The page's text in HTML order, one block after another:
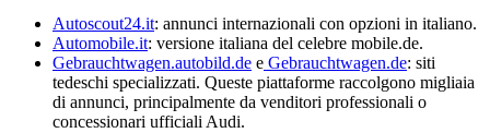
Autoscout24.it: annunci internazionali con opzioni in italiano.
Automobile.it: versione italiana del celebre mobile.de.
Gebrauchtwagen.autobild.de e Gebrauchtwagen.de: siti
tedeschi specializzati. Queste piattaforme raccolgono migliaia
di annunci, principalmente da venditori professionali o
concessionari ufficiali Audi.